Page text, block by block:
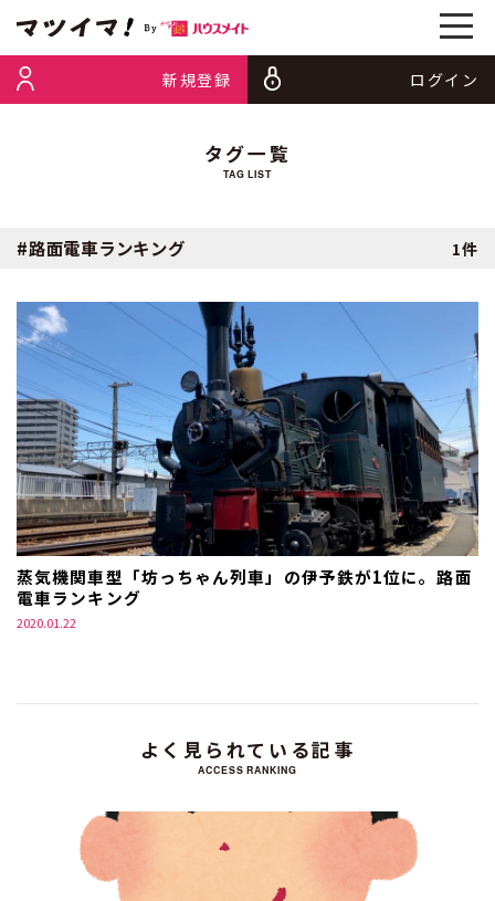
新規登録 ログイン
タグ一覧
TAG LIST
#路面電車ランキング 1件
蒸気機関車型「坊っちゃん列車」の伊予鉄が1位に。路面
電車ランキング
2020.01.22
よく見られている記事
ACCESS RANKING